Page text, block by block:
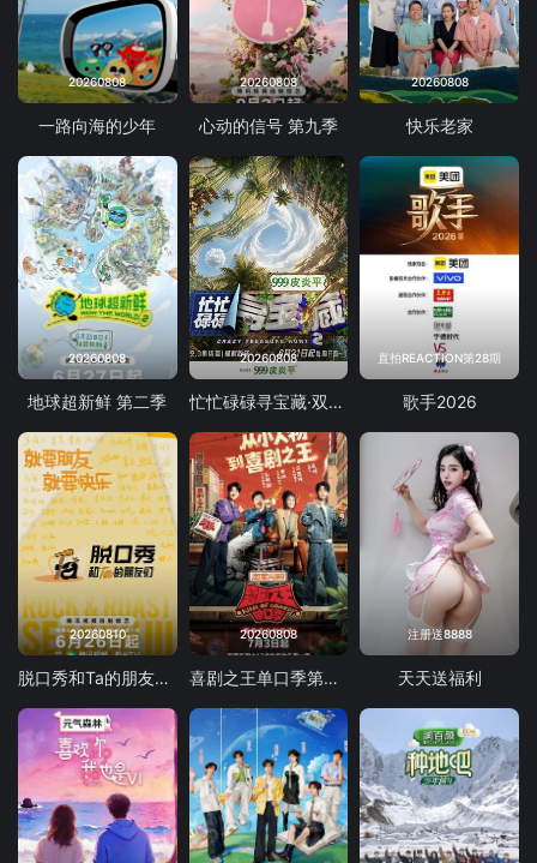
20260808
一路向海的少年
20260808
心动的信号 第九季
20260808
快乐老家
20260808
地球超新鲜 第二季
20260808
忙忙碌碌寻宝藏·双人成行季
直拍REACTION第28期
歌手2026
20260810
脱口秀和Ta的朋友们 第三季
20260808
喜剧之王单口季第三季
注册送8888
天天送福利